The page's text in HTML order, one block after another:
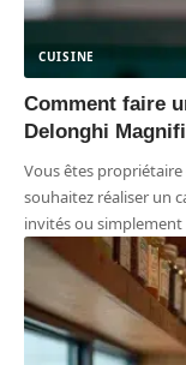
CUISINE
Comment faire
Delonghi
Vous êtes
souhaitez réaliser un
invités ou